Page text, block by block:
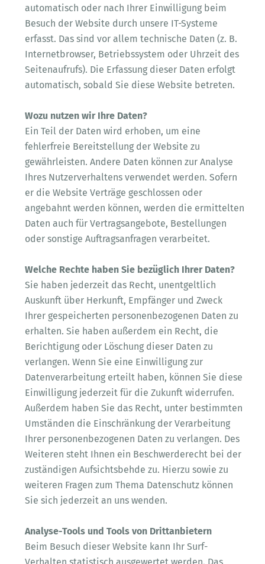
automatisch oder nach Ihrer Einwilligung beim
Besuch der Website durch unsere IT-Systeme
erfasst. Das sind vor allem technische Daten (z. B.
Internetbrowser, Betriebssystem oder Uhrzeit des
Seitenaufrufs). Die Erfassung dieser Daten erfolgt
automatisch, sobald Sie diese Website betreten.
Wozu nutzen wir Ihre Daten?
Ein Teil der Daten wird erhoben, um eine
fehlerfreie Bereitstellung der Website zu
gewährleisten. Andere Daten können zur Analyse
Ihres Nutzerverhaltens verwendet werden. Sofern
er die Website Verträge geschlossen oder
angebahnt werden können, werden die ermittelten
Daten auch für Vertragsangebote, Bestellungen
oder sonstige Auftragsanfragen verarbeitet.
Welche Rechte haben Sie bezüglich Ihrer Daten?
Sie haben jederzeit das Recht, unentgeltlich
Auskunft über Herkunft, Empfänger und Zweck
Ihrer gespeicherten personenbezogenen Daten zu
erhalten. Sie haben außerdem ein Recht, die
Berichtigung oder Löschung dieser Daten zu
verlangen. Wenn Sie eine Einwilligung zur
Datenverarbeitung erteilt haben, können Sie diese
Einwilligung jederzeit für die Zukunft widerrufen.
Außerdem haben Sie das Recht, unter bestimmten
Umständen die Einschränkung der Verarbeitung
Ihrer personenbezogenen Daten zu verlangen. Des
Weiteren steht Ihnen ein Beschwerderecht bei der
zuständigen Aufsichtsbehde zu. Hierzu sowie zu
weiteren Fragen zum Thema Datenschutz können
Sie sich jederzeit an uns wenden.
Analyse-Tools und Tools von Drittanbietern
Beim Besuch dieser Website kann Ihr Surf-